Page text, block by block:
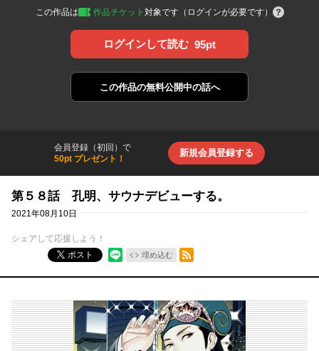
この作品は 作品チケット 対象です（ログインが必要です）
ログインして読む 95pt
この作品の無料公開中の話へ
会員登録（初回）で
50pt プレゼント！
新規会員登録する
第５８話 孔明、サウナデビューする。
2021年08月10日
シェアして応援しよう！
ポスト
埋め込む
RSSフィード